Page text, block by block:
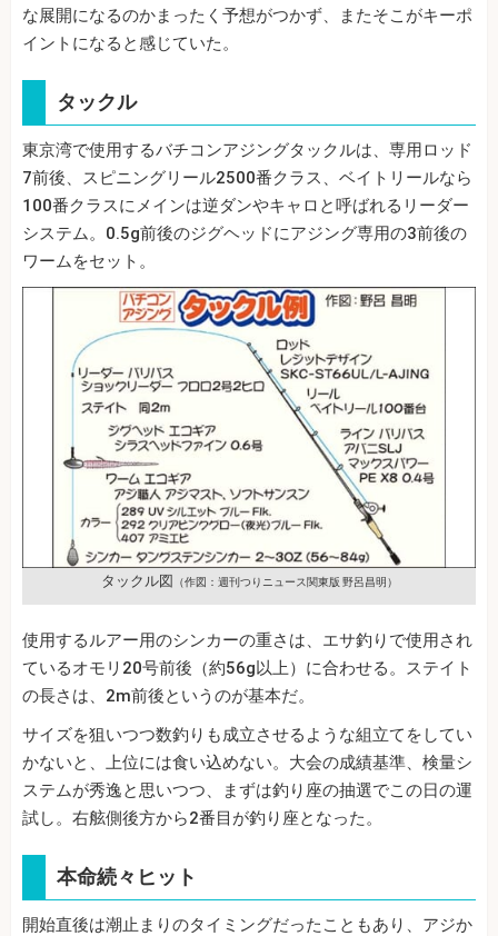
な展開になるのかまったく予想がつかず、またそこがキーポ
イントになると感じていた。
タックル
東京湾で使用するバチコンアジングタックルは、専用ロッド
7前後、スピニングリール2500番クラス、ベイトリールなら
100番クラスにメインは逆ダンやキャロと呼ばれるリーダー
システム。0.5g前後のジグヘッドにアジング専用の3前後の
ワームをセット。
タックル図 （作図：週刊つりニュース関東版 野呂昌明）
使用するルアー用のシンカーの重さは、エサ釣りで使用され
ているオモリ20号前後（約56g以上）に合わせる。ステイト
の長さは、2m前後というのが基本だ。
サイズを狙いつつ数釣りも成立させるような組立てをしてい
かないと、上位には食い込めない。大会の成績基準、検量シ
ステムが秀逸と思いつつ、まずは釣り座の抽選でこの日の運
試し。右舷側後方から2番目が釣り座となった。
本命続々ヒット
開始直後は潮止まりのタイミングだったこともあり、アジか